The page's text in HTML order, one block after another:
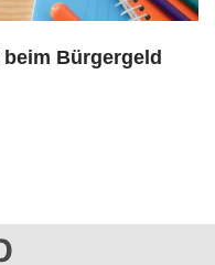
Bürgergeld